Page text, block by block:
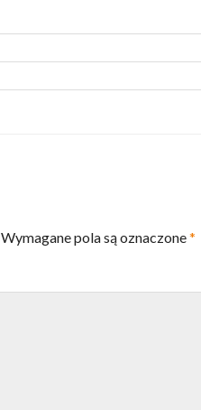
Wymagane pola są oznaczone*